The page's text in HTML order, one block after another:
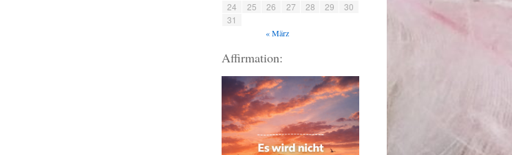
24
25 26 27 28 29
30
31
« März
Affirmation: